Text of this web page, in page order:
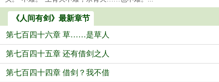
《人间有剑》最新章节
第七百四十六章 草……是草人
第七百四十五章 还有借剑之人
第七百四十四章 借剑？我不借